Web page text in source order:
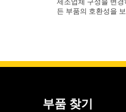
든 부품의 호환성을
부품 찾기